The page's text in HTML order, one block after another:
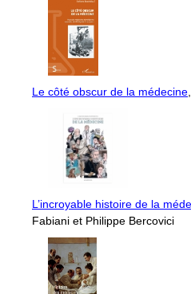
Le côté obscur de la médecine
L’incroyable histoire de la
Fabiani et Philippe Bercovici